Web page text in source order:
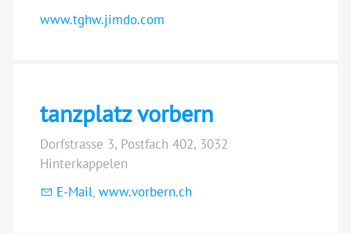
www.tghw.jimdo.com
tanzplatz vorbern
Dorfstrasse 3, Postfach 402, 3032
Hinterkappelen
E-Mail, www.vorbern.ch